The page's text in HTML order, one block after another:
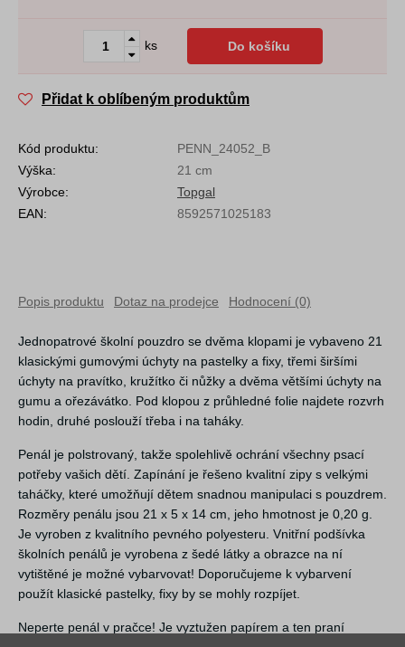
ks Do košíku
Přidat k oblíbeným produktům
Kód produktu:
PENN_24052_B
Výška:
21 cm
Výrobce:
Topgal
EAN:
8592571025183
Popis produktu Dotaz na prodejce Hodnocení (0)
Jednopatrové školní pouzdro se dvěma klopami je vybaveno 21
klasickými gumovými úchyty na pastelky a fixy, třemi širšími
úchyty na pravítko, kružítko či nůžky a dvěma většími úchyty na
gumu a ořezávátko. Pod klopou z průhledné folie najdete rozvrh
hodin, druhé poslouží třeba i na taháky.
Penál je polstrovaný, takže spolehlivě ochrání všechny psací
potřeby vašich dětí. Zapínání je řešeno kvalitní zipy s velkými
taháčky, které umožňují dětem snadnou manipulaci s pouzdrem.
Rozměry penálu jsou 21 x 5 x 14 cm, jeho hmotnost je 0,20 g.
Je vyroben z kvalitního pevného polyesteru. Vnitřní podšívka
školních penálů je vyrobena z šedé látky a obrazce na ní
vytištěné je možné vybarvovat! Doporučujeme k vybarvení
použít klasické pastelky, fixy by se mohly rozpíjet.
Neperte penál v pračce! Je vyztužen papírem a ten praní